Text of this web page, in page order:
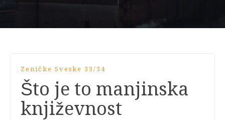
Zeničke Sveske 33/34
Što je to manjinska
književnost